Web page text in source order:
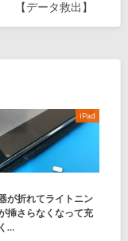
【データ救出】
iPad
が折れてライトニン
挿さらなくなって充
…